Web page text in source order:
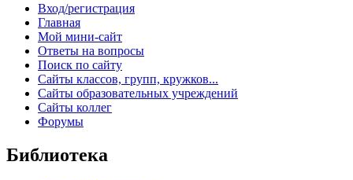
Вход/регистрация
Главная
Мой мини-сайт
Ответы на вопросы
Поиск по сайту
Сайты классов, групп, кружков...
Сайты образовательных учреждений
Сайты коллег
Форумы
Библиотека